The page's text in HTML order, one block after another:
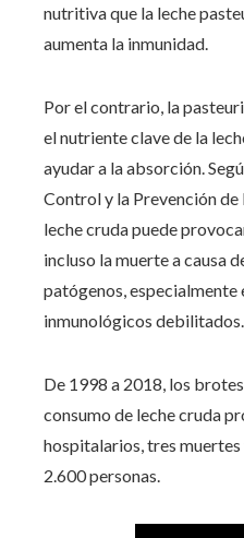
nutritiva que la leche
aumenta la inmunidad.
Por el contrario, la
el nutriente clave de la
ayudar a la absorción.
Control y la Prevención
leche cruda puede
incluso la muerte a causa
patógenos, especialmente
inmunológicos debilitados.
De 1998 a 2018, los
consumo de leche cruda
hospitalarios, tres muertes
2.600 personas.